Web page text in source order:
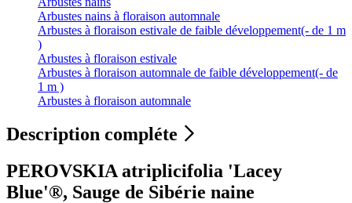
Arbustes nains à floraison automnale
Arbustes à floraison estivale de faible développement(- de 1 m
)
Arbustes à floraison estivale
Arbustes à floraison automnale de faible développement(- de
1 m )
Arbustes à floraison automnale
Description compléte
PEROVSKIA atriplicifolia 'Lacey
Blue'®, Sauge de Sibérie naine